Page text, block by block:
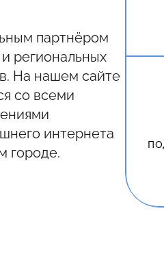
партнёром
региональных
На нашем сайте
со всеми
интернета
городе.